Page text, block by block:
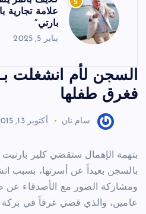
5
علامة تجارية
بارتي”
يناير 5, 2025
السجن لأم انشغلت
فغرق طفلها
سام نان أكتوبر 13, 2015
بتهمة الإهمال ستقضي كلير
بالسجن بعيداً عن أسرتها، بسبب
ومشاركة الصور مع الأصدقاء عن
عامين، والذي قضي غرقاً في بركة